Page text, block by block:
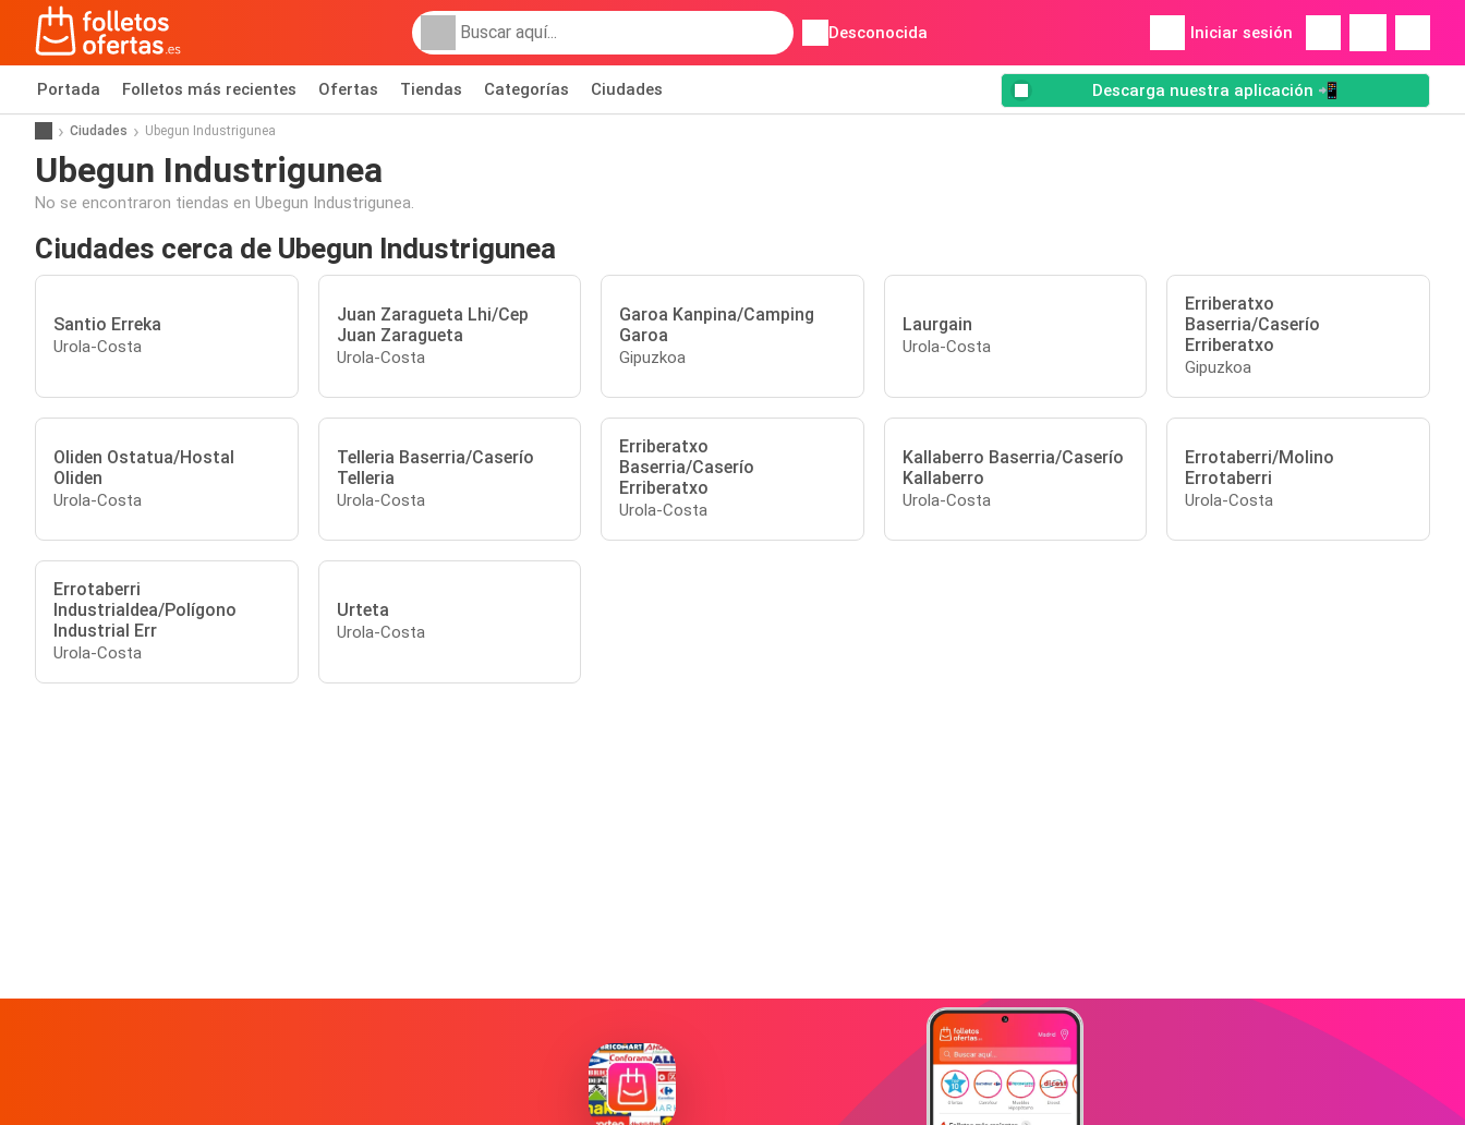
Desconocida Iniciar sesión
Portada Folletos más recientes Ofertas Tiendas Categorías Ciudades Descarga nuestra aplicación 📲
Ciudades Ubegun Industrigunea
Ubegun Industrigunea
No se encontraron tiendas en Ubegun Industrigunea.
Ciudades cerca de Ubegun Industrigunea
Santio Erreka
Urola-Costa
Juan Zaragueta Lhi/Cep
Juan Zaragueta
Urola-Costa
Garoa Kanpina/Camping
Garoa
Gipuzkoa
Laurgain
Urola-Costa
Erriberatxo
Baserria/Caserío
Erriberatxo
Gipuzkoa
Oliden Ostatua/Hostal
Oliden
Urola-Costa
Telleria Baserria/Caserío
Telleria
Urola-Costa
Erriberatxo
Baserria/Caserío
Erriberatxo
Urola-Costa
Kallaberro Baserria/Caserío
Kallaberro
Urola-Costa
Errotaberri/Molino
Errotaberri
Urola-Costa
Errotaberri
Industrialdea/Polígono
Industrial Err
Urola-Costa
Urteta
Urola-Costa